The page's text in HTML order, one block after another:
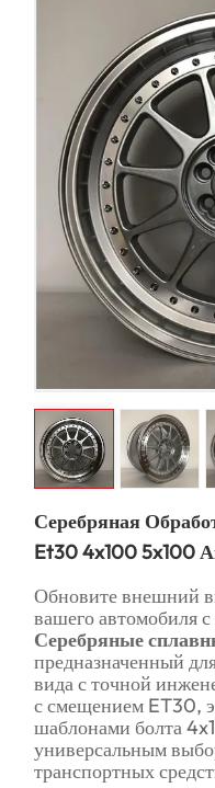
Серебряная
Et30 4x100 5x100
Обновите внешний
вашего автомобиля
Серебряные
предназначенный
вида с точной
с смещением ET30,
шаблонами болта
универсальным
транспортных